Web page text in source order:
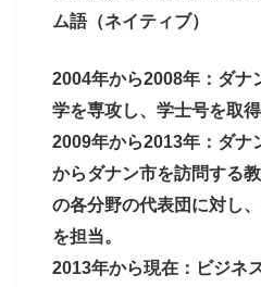
ム語（ネイティブ）
2004年から2008年：ダナ
学を専攻し、学士号を取得
2009年から2013年：ダナ
からダナン市を訪問する
の各分野の代表団に対し
を担当。
2013年から現在：ビジネ